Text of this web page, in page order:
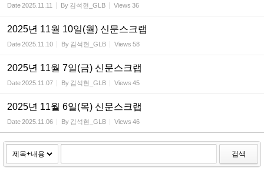
Date2025.11.11 By 김석현_GLB Views 36
2025년 11월 10일(월) 신문스크랩
Date2025.11.10 By 김석현_GLB Views 58
2025년 11월 7일(금) 신문스크랩
Date2025.11.07 By 김석현_GLB Views 45
2025년 11월 6일(목) 신문스크랩
Date2025.11.06 By 김석현_GLB Views 46
검색